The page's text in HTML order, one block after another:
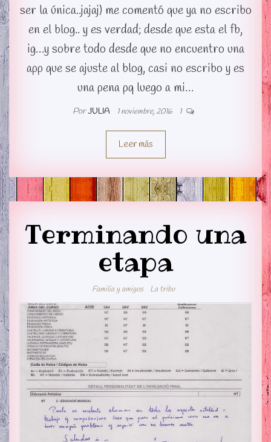
ser la única..jajaj) me comentó que ya no escribo
en el blog.. y es verdad; desde que esta el fb,
ig…y sobre todo desde que no encuentro una
app que se ajuste al blog, casi no escribo y es
una pena pq luego a mi…
PorJULIA 1 noviembre, 2016 1
Leer más
Terminando una
etapa
Familia y amigos La tribu